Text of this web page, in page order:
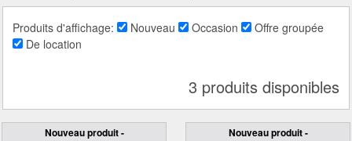
Produits d'affichage: Nouveau Occasion
Offre groupée
De location
3 produits disponibles
Nouveau produit - Nouveau produit -